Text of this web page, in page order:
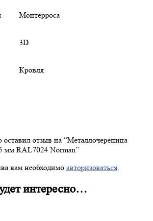
Монтерроса
3D
Кровля
оставил отзыв на “Металлочерепица
мм RAL7024 Norman”
вам необходимо авторизоваться
интересно…